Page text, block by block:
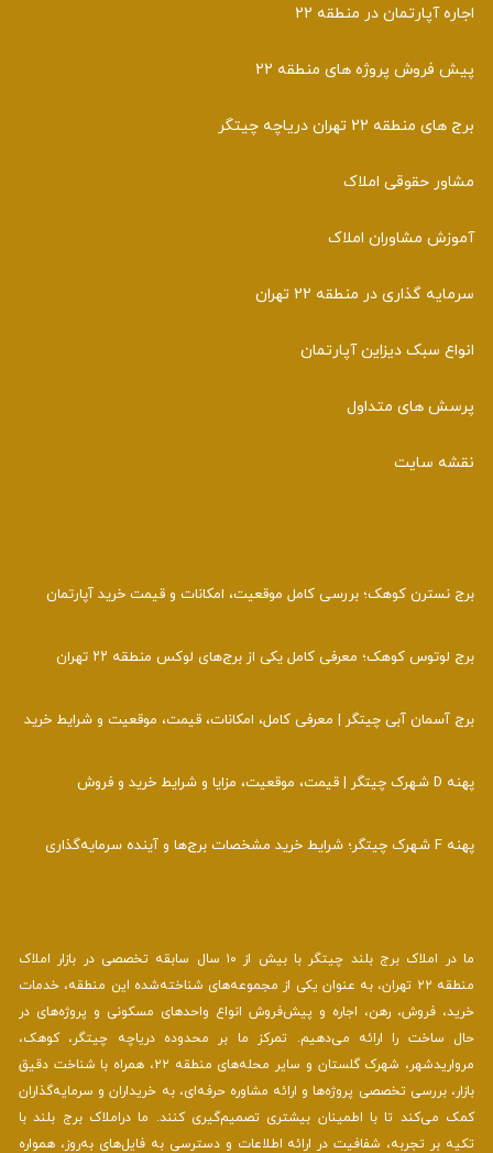
اجاره آپارتمان در منطقه 22
پیش فروش پروژه های منطقه 22
برج های منطقه 22 تهران دریاچه چیتگر
مشاور حقوقی املاک
آموزش مشاوران املاک
سرمایه گذاری در منطقه 22 تهران
انواع سبک دیزاین آپارتمان
پرسش های متداول
نقشه سایت
برج نسترن کوهک؛ بررسی کامل موقعیت، امکانات و قیمت خرید آپارتمان
برج لوتوس کوهک؛ معرفی کامل یکی از برج‌های لوکس منطقه ۲۲ تهران
برج آسمان آبی چیتگر | معرفی کامل، امکانات، قیمت، موقعیت و شرایط خرید
پهنه D شهرک چیتگر | قیمت، موقعیت، مزایا و شرایط خرید و فروش
پهنه F شهرک چیتگر؛ شرایط خرید مشخصات برج‌ها و آینده سرمایه‌گذاری
ما در املاک برج بلند چیتگر با بیش از ۱۰ سال سابقه تخصصی در بازار املاک
منطقه ۲۲ تهران، به عنوان یکی از مجموعه‌های شناخته‌شده این منطقه، خدمات
خرید، فروش، رهن، اجاره و پیش‌فروش انواع واحدهای مسکونی و پروژه‌های در
حال ساخت را ارائه می‌دهیم. تمرکز ما بر محدوده دریاچه چیتگر، کوهک،
مرواریدشهر، شهرک گلستان و سایر محله‌های منطقه ۲۲، همراه با شناخت دقیق
بازار، بررسی تخصصی پروژه‌ها و ارائه مشاوره حرفه‌ای، به خریداران و سرمایه‌گذاران
کمک می‌کند تا با اطمینان بیشتری تصمیم‌گیری کنند. ما دراملاک برج بلند با
تکیه بر تجربه، شفافیت در ارائه اطلاعات و دسترسی به فایل‌های به‌روز، همواره